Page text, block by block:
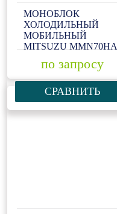
МОНОБЛОК
ХОЛОДИЛЬНЫЙ
МОБИЛЬНЫЙ
MITSUZU MMN70HA
по запросу
СРАВНИТЬ